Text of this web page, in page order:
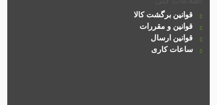
قوانین برگشت کالا
قوانین و مقررات
قوانین ارسال
ساعات کاری